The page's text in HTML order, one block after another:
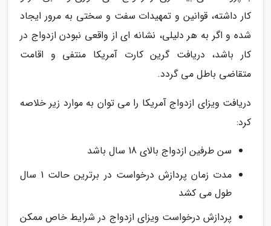
کار داشته، قوانین و تمهیدات سفت و سختی به مرور ایجاد
شده و اگر به هر دلیلی، نشانه ای از واقعی نبودن ازدواج در
کار باشد، دریافت گرین کارت آمریکا منتفی و اقامت
متقاضی باطل می گردد.
دریافت ویزای ازدواج آمریکا را می توان به موارد زیر خلاصه
کرد:
سن طرفین ازدواج بالای 18 سال باشد
مدت زمان پردازش درخواست در برترین حالت 1 سال
طول می کشد
پردازش درخواست ویزای ازدواج در شرایط خاص ممکن